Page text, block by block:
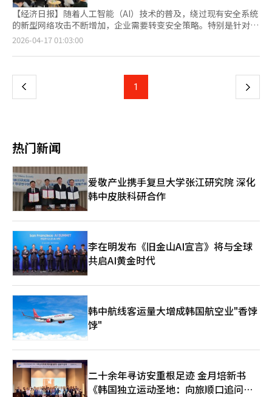
【经济日报】随着人工智能（AI）技术的普及，绕过现有安全系统
的新型网络攻击不断增加，企业需要转变安全策略。特别是针对AI
模型的攻击增多，建立AI专用的安全应对体系变得尤为重要。16
过实际案例了解应对措施”的私密研讨会，向客户分享了AI安全威
以往的攻击方式。主要的AI特化攻击方式包括“输入操控”、“完
整性破坏”、“代理关联”和“合成身份”。“输入操控”通过提
毒和后门攻击污染学习数据或搜索增强生成（RAG）知识库，特点
是长期逃避检测。“代理关联”攻击利用处理外部数据的AI代理间
接进行攻击，传递隐藏命令以诱导API调用或数据删除等二次攻
击。“合成身份”攻击利用深度伪造和语音克隆技术生成精细的假
身份，用于绕过生物认证或提高网络钓鱼的可信度，威胁企业安
全。AI模型直接攻击的实际案例也在增加。用户利用各种提示工程
技术绕过AI模型的保护机制，获取内部信息。S2W解释说，简单的
对话如角色赋予或绕过问题就能使AI模型变得脆弱。此外，S2W还
公开了攻击者通过提取内部标识符、窃取系统提示、暴露优惠券代
码等方式进行免费机票预订的案例。AI模型及其连接的整个系统结
构都可能成为攻击目标，尤其在多模态环境中，仅通过图像操控就
能使验证系统失效。在AI环境中，单靠现有的安全方式难以应对。
传统安全以系统漏洞和错误为中心，而AI安全则需防御模型的判断
入而异，攻击者可能利用逻辑漏洞。因此，需要从阻断型安全转向
实时检测和应对型安全体系。由于AI特性难以实现完美防御，持续
的模拟攻击和漏洞管理变得重要。企业需在AI服务运营过程中预先
检查可能出现的风险，以加强应对策略。S2W攻防部门负责人梁钟
宪表示：“利用AI进行安全防护的目标是快速检测绕过尝试，建立
动态防御体系，不断更新政策，提高攻击者的攻击成本和放弃可能
性。”他还表示：“未来将进一步深化从攻击者视角的漏洞发现和
场景验证研究，提供能消除AI时代不安的行动方案。”※ 本报道经
人工智能（AI）系统翻译与编辑。
2026-04-17 01:03:00
上
页
1 下
热门新闻
爱敬产业携手复旦大学张江研究院 深化
韩中皮肤科研合作
李在明发布《旧金山AI宣言》将与全球
共启AI黄金时代
韩中航线客运量大增成韩国航空业"香饽
饽"
二十余年寻访安重根足迹 金月培新书
《韩国独立运动圣地：向旅顺口追问历